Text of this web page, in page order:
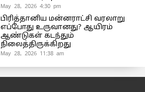
May 28, 2026 4:30 pm
பிரித்தானிய மன்னராட்சி வரலாறு
எப்போது உருவானது? ஆயிரம்
ஆண்டுகள் கடந்தும்
நிலைத்திருக்கிறது
May 28, 2026 11:38 am